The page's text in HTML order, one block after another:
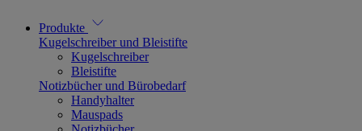
Produkte
Kugelschreiber und Bleistifte
Kugelschreiber
Bleistifte
Notizbücher und Bürobedarf
Handyhalter
Mauspads